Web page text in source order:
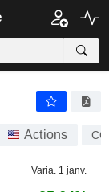
Actions
Varia. 1 janv.